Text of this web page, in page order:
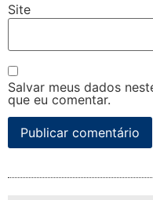
Site
Salvar meus dados
que eu comentar.